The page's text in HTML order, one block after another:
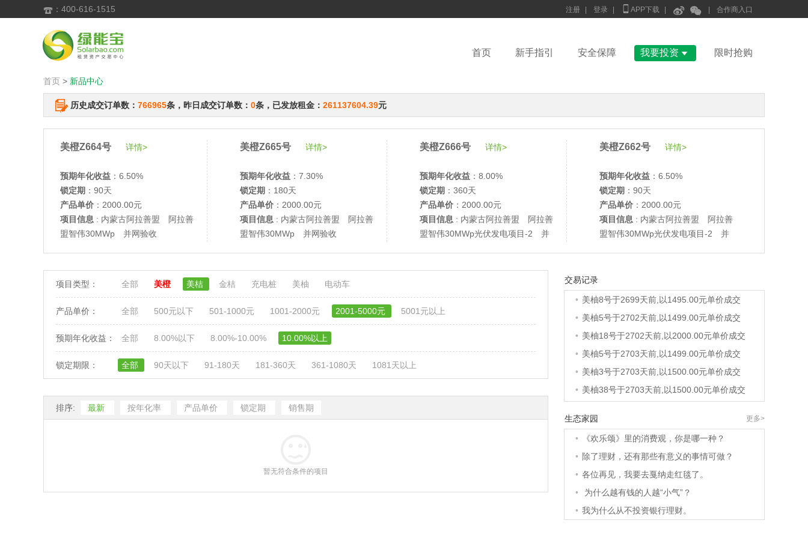
 ：400-616-1515 注册 登录  APP下载   合作商入口
首页 新手指引 安全保障 我要投资  限时抢购
首页 > 新品中心
历史成交订单数： 766965条，昨日成交订单数： 0条，已发放租金： 261137604.39元
美橙Z664号 详情>
预期年化收益 ：6.50%
锁定期 ：90天
产品单价 ：2000.00元
项目信息 : 内蒙古阿拉善盟 阿拉善
盟智伟30MWp 并网验收
美橙Z665号 详情>
预期年化收益 ：7.30%
锁定期 ：180天
产品单价 ：2000.00元
项目信息 : 内蒙古阿拉善盟 阿拉善
盟智伟30MWp 并网验收
美橙Z666号 详情>
预期年化收益 ：8.00%
锁定期 ：360天
产品单价 ：2000.00元
项目信息 : 内蒙古阿拉善盟 阿拉善
盟智伟30MWp光伏发电项目-2 并
美橙Z662号 详情>
预期年化收益 ：6.50%
锁定期 ：90天
产品单价 ：2000.00元
项目信息 : 内蒙古阿拉善盟 阿拉善
盟智伟30MWp光伏发电项目-2 并
项目类型： 全部 美橙 美桔 金桔 充电桩 美柚 电动车
产品单价： 全部 500元以下 501-1000元 1001-2000元 2001-5000元 5001元以上
预期年化收益： 全部 8.00%以下 8.00%-10.00% 10.00%以上
锁定期限： 全部 90天以下 91-180天 181-360天 361-1080天 1081天以上
排序: 最新 按年化率 产品单价 锁定期 销售期
暂无符合条件的项目
交易记录
美柚27号于2688天前,以1995.00元单价成交
美柚6号于2690天前,以1200.00元单价成交
美柚40号于2690天前,以1200.00元单价成交
• 美柚8号于2699天前,以1500.00元单价成交
• 美柚8号于2699天前,以1495.00元单价成交
• 美柚5号于2702天前,以1499.00元单价成交
• 美柚18号于2702天前,以2000.00元单价成交
• 美柚5号于2703天前,以1499.00元单价成交
• 美柚3号于2703天前,以1500.00元单价成交
• 美柚38号于2703天前,以1500.00元单价成交
•
美柚38号于2720天前,以1500.00元单价成交
美柚10号于2720天前,以2000.00元单价成交
美柚8号于2722天前,以1490.00元单价成交
美柚5号于2726天前,以1498.00元单价成交
美柚5号于2727天前,以1465.00元单价成交
美柚9号于2727天前,以1910.00元单价成交
生态家园 更多>
•
《欢乐颂》里的消费观，你是哪一种？
• 除了理财，还有那些有意义的事情可做？
• 各位再见，我要去戛纳走红毯了。
•
为什么越有钱的人越“小气”？
• 我为什么从不投资银行理财。